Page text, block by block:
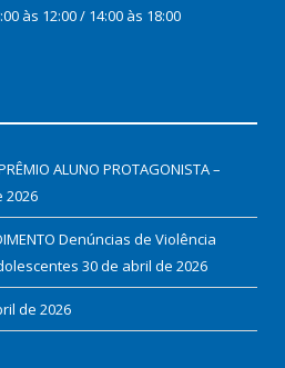
às 12:00 / 14:00 às 18:00
ALUNO PROTAGONISTA –
2026
Denúncias de Violência
30 de abril de 2026
de 2026